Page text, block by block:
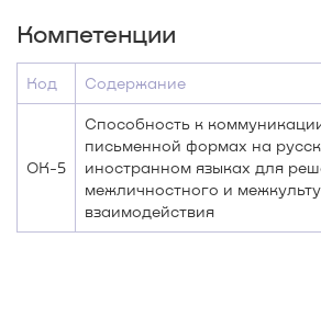
Компетенции
Код Содержание
ОК-5
Способность к
письменной формах на
иностранном языках для
межличностного и
взаимодействия